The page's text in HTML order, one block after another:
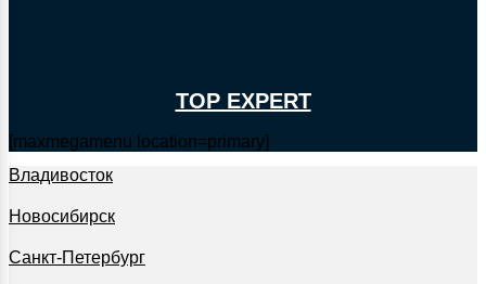
TOP EXPERT
[maxmegamenu location=primary]
Владивосток
Новосибирск
Санкт-Петербург